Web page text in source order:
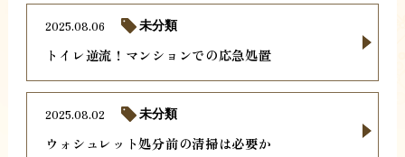
トイレ逆流！マンションでの応急処置
2025.08.06 未分類
ウォシュレット処分前の清掃は必要か
2025.08.02 未分類